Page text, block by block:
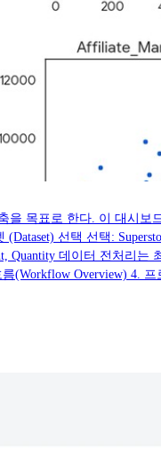
을 목표로 한다. 이 대시
선택 선택:
Quantity 데이터 전처리
Overview) 4. 프